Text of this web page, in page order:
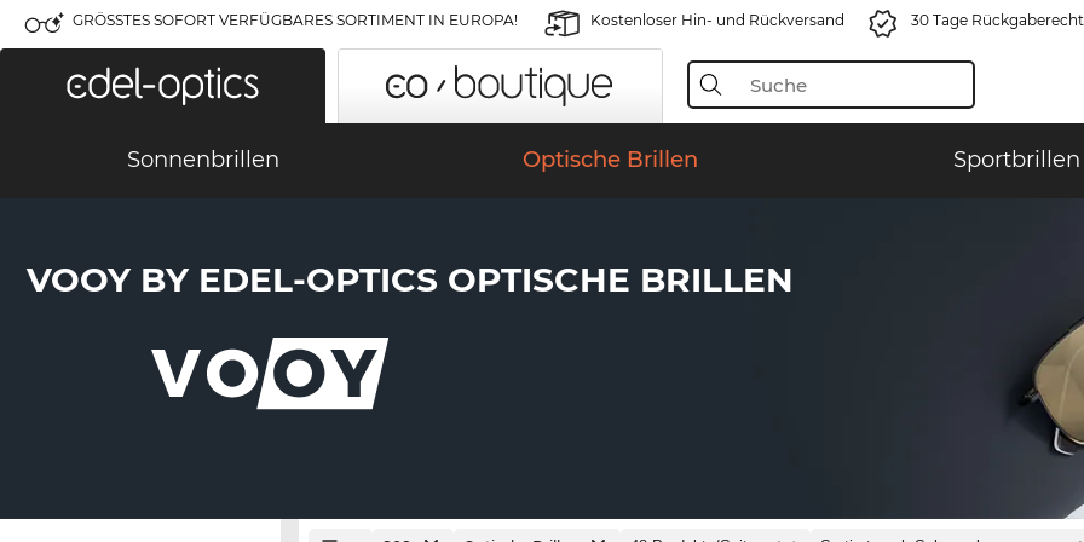
GRÖSSTES SOFORT VERFÜGBARES SORTIMENT IN EUROPA! Kostenloser Hin- und Rückversand 30 Tage Rückgaberecht
Sonnenbrillen Optische Brillen Sportbrillen
VOOY BY EDEL-OPTICS OPTISCHE BRILLEN